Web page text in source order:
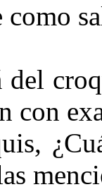
del
con